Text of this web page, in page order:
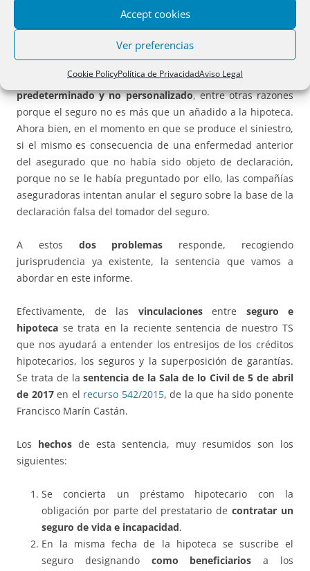
Accept cookies
Ver preferencias
Cookie PolicyPolítica de PrivacidadAviso Legal
hipoteca, a los demás pactos o estipulaciones que rodean
ese contrato se les suele prestaruna atención menory se
tiende a darles una importancia residual en la contratación
llevada a cabo. Por ello esas declaraciones de salud suelen
ser estereotipadas, en base a uncuestionario
predeterminado y no personalizado, entre otras razones
porque el seguro no es más que un añadido a la hipoteca.
Ahora bien, en el momento en que se produce el siniestro,
si el mismo es consecuencia de una enfermedad anterior
del asegurado que no había sido objeto de declaración,
porque no se le había preguntado por ello, las compañías
aseguradoras intentan anular el seguro sobre la base de la
declaración falsa del tomador del seguro.
A estos dos problemas responde, recogiendo
jurisprudencia ya existente, la sentencia que vamos a
abordar en este informe.
Efectivamente, de las vinculacionesentre seguro e
hipoteca se trata en la reciente sentencia de nuestro TS
que nos ayudará a entender los entresijos de los créditos
hipotecarios, los seguros y la superposición de garantías.
Se trata de lasentencia de la Sala de lo Civil de 5 de abril
de 2017en el recurso 542/2015, de la que ha sido ponente
Francisco Marín Castán.
Los hechos de esta sentencia, muy resumidos son los
siguientes:
Se concierta un préstamo hipotecario con la
obligación por parte del prestatario decontratar un
seguro de vida e incapacidad.
En la misma fecha de la hipoteca se suscribe el
seguro designando como beneficiarios a los